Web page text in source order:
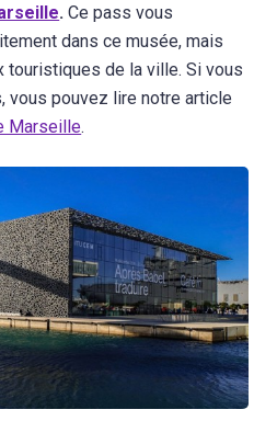
. Ce pass vous
dans ce musée, mais
touristiques de la ville. Si vous
vous pouvez lire notre article
Marseille.